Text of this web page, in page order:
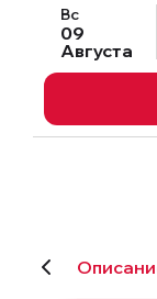
Вс
09
Августа